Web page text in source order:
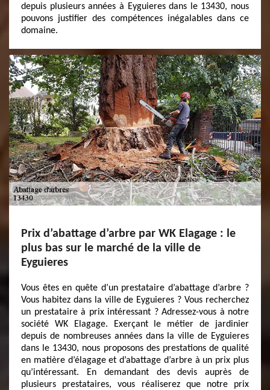
depuis plusieurs années à Eyguieres dans le 13430, nous
pouvons justifier des compétences inégalables dans ce
domaine.
Prix d’abattage d’arbre par WK Elagage : le
plus bas sur le marché de la ville de
Eyguieres
Vous êtes en quête d’un prestataire d’abattage d’arbre ?
Vous habitez dans la ville de Eyguieres ? Vous recherchez
un prestataire à prix intéressant ? Adressez-vous à notre
société WK Elagage. Exerçant le métier de jardinier
depuis de nombreuses années dans la ville de Eyguieres
dans le 13430, nous proposons des prestations de qualité
en matière d’élagage et d’abattage d’arbre à un prix plus
qu’intéressant. En demandant des devis auprès de
plusieurs prestataires, vous réaliserez que notre prix